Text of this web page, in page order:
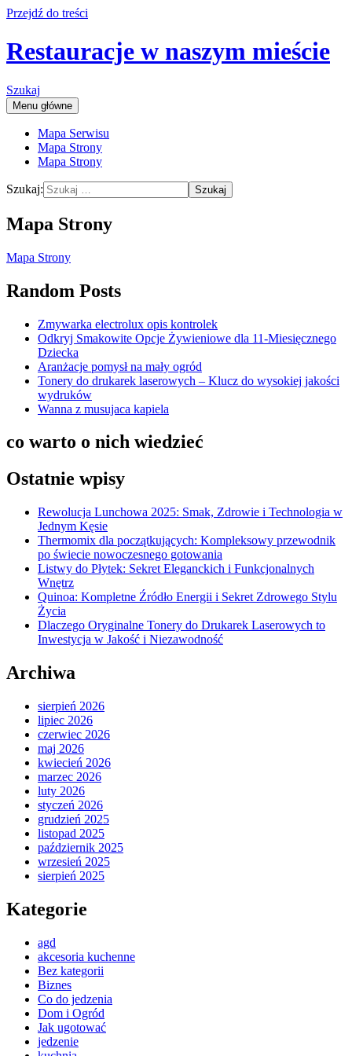
Przejdź do treści
Restauracje w naszym mieście
Szukaj
Menu główne
Mapa Serwisu
Mapa Strony
Mapa Strony
Szukaj:
Mapa Strony
Mapa Strony
Random Posts
Zmywarka electrolux opis kontrolek
Odkryj Smakowite Opcje Żywieniowe dla 11-Miesięcznego
Dziecka
Aranżacje pomysł na mały ogród
Tonery do drukarek laserowych – Klucz do wysokiej jakości
wydruków
Wanna z musujaca kapiela
co warto o nich wiedzieć
Ostatnie wpisy
Rewolucja Lunchowa 2025: Smak, Zdrowie i Technologia w
Jednym Kęsie
Thermomix dla początkujących: Kompleksowy przewodnik
po świecie nowoczesnego gotowania
Listwy do Płytek: Sekret Eleganckich i Funkcjonalnych
Wnętrz
Quinoa: Kompletne Źródło Energii i Sekret Zdrowego Stylu
Życia
Dlaczego Oryginalne Tonery do Drukarek Laserowych to
Inwestycja w Jakość i Niezawodność
Archiwa
sierpień 2026
lipiec 2026
czerwiec 2026
maj 2026
kwiecień 2026
marzec 2026
luty 2026
styczeń 2026
grudzień 2025
listopad 2025
październik 2025
wrzesień 2025
sierpień 2025
Kategorie
agd
akcesoria kuchenne
Bez kategorii
Biznes
Co do jedzenia
Dom i Ogród
Jak ugotować
jedzenie